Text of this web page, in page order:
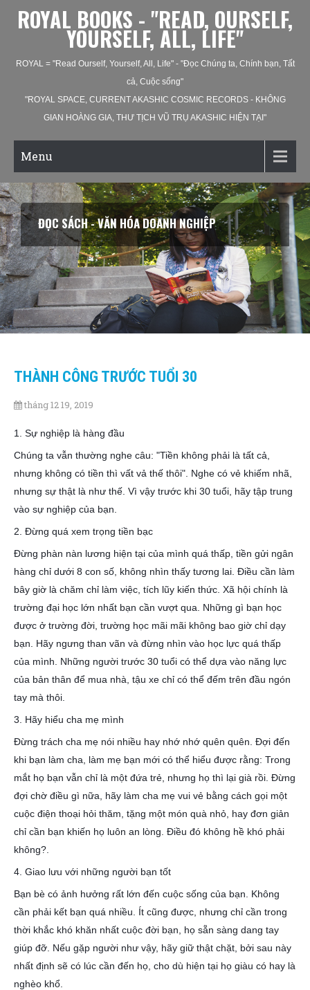
ROYAL BOOKS - "READ, OURSELF,
YOURSELF, ALL, LIFE"
ROYAL = "Read Ourself, Yourself, All, Life" - "Đọc Chúng ta, Chính bạn, Tất
cả, Cuộc sống"
"ROYAL SPACE, CURRENT AKASHIC COSMIC RECORDS - KHÔNG
GIAN HOÀNG GIA, THƯ TỊCH VŨ TRỤ AKASHIC HIỆN TẠI"
Menu
ĐỌC SÁCH - VĂN HÓA XÃ HỘI
THÀNH CÔNG TRƯỚC TUỔI 30
tháng 12 19, 2019
1. Sự nghiệp là hàng đầu
Chúng ta vẫn thường nghe câu: "Tiền không phải là tất cả,
nhưng không có tiền thì vất vả thế thôi". Nghe có vẻ khiếm nhã,
nhưng sự thật là như thế. Vì vậy trước khi 30 tuổi, hãy tập trung
vào sự nghiệp của bạn.
2. Đừng quá xem trọng tiền bạc
Đừng phàn nàn lương hiện tại của mình quá thấp, tiền gửi ngân
hàng chỉ dưới 8 con số, không nhìn thấy tương lai. Điều cần làm
bây giờ là chăm chỉ làm việc, tích lũy kiến thức. Xã hội chính là
trường đại học lớn nhất bạn cần vượt qua. Những gì bạn học
được ở trường đời, trường học mãi mãi không bao giờ chỉ dạy
bạn. Hãy ngưng than vãn và đừng nhìn vào học lực quá thấp
của mình. Những người trước 30 tuổi có thể dựa vào năng lực
của bản thân để mua nhà, tậu xe chỉ có thể đếm trên đầu ngón
tay mà thôi.
3. Hãy hiểu cha mẹ mình
Đừng trách cha mẹ nói nhiều hay nhớ nhớ quên quên. Đợi đến
khi bạn làm cha, làm mẹ bạn mới có thể hiểu được rằng: Trong
mắt họ bạn vẫn chỉ là một đứa trẻ, nhưng họ thì lại già rồi. Đừng
đợi chờ điều gì nữa, hãy làm cha mẹ vui vẻ bằng cách gọi một
cuộc điện thoại hỏi thăm, tặng một món quà nhỏ, hay đơn giản
chỉ cần bạn khiến họ luôn an lòng. Điều đó không hề khó phải
không?.
4. Giao lưu với những người bạn tốt
Bạn bè có ảnh hưởng rất lớn đến cuộc sống của bạn. Không
cần phải kết bạn quá nhiều. Ít cũng được, nhưng chỉ cần trong
thời khắc khó khăn nhất cuộc đời bạn, họ sẵn sàng dang tay
giúp đỡ. Nếu gặp người như vậy, hãy giữ thật chặt, bởi sau này
nhất định sẽ có lúc cần đến họ, cho dù hiện tại họ giàu có hay là
nghèo khổ.